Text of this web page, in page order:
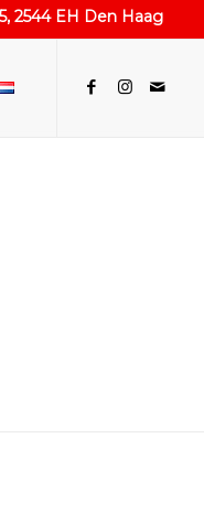
2544 EH Den Haag